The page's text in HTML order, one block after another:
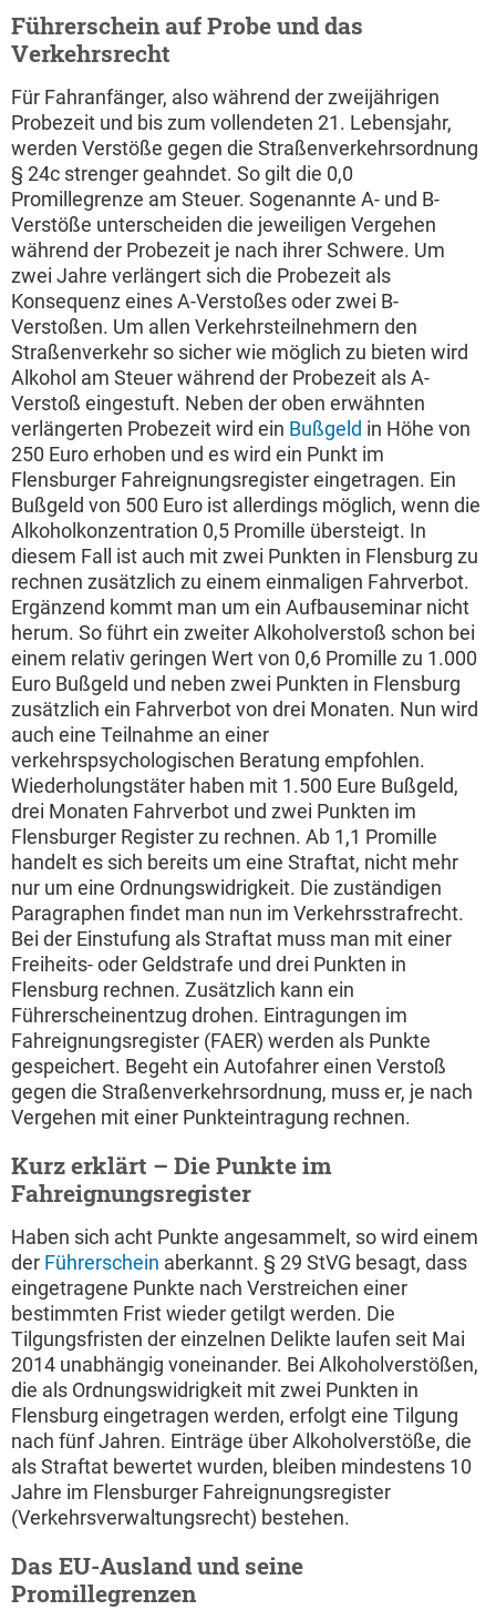
Führerschein auf Probe und das
Verkehrsrecht
Für Fahranfänger, also während der zweijährigen
Probezeit und bis zum vollendeten 21. Lebensjahr,
werden Verstöße gegen die Straßenverkehrsordnung
§ 24c strenger geahndet. So gilt die 0,0
Promillegrenze am Steuer. Sogenannte A- und B-
Verstöße unterscheiden die jeweiligen Vergehen
während der Probezeit je nach ihrer Schwere. Um
zwei Jahre verlängert sich die Probezeit als
Konsequenz eines A-Verstoßes oder zwei B-
Verstoßen. Um allen Verkehrsteilnehmern den
Straßenverkehr so sicher wie möglich zu bieten wird
Alkohol am Steuer während der Probezeit als A-
Verstoß eingestuft. Neben der oben erwähnten
verlängerten Probezeit wird ein Bußgeld in Höhe von
250 Euro erhoben und es wird ein Punkt im
Flensburger Fahreignungsregister eingetragen. Ein
Bußgeld von 500 Euro ist allerdings möglich, wenn die
Alkoholkonzentration 0,5 Promille übersteigt. In
diesem Fall ist auch mit zwei Punkten in Flensburg zu
rechnen zusätzlich zu einem einmaligen Fahrverbot.
Ergänzend kommt man um ein Aufbauseminar nicht
herum. So führt ein zweiter Alkoholverstoß schon bei
einem relativ geringen Wert von 0,6 Promille zu 1.000
Euro Bußgeld und neben zwei Punkten in Flensburg
zusätzlich ein Fahrverbot von drei Monaten. Nun wird
auch eine Teilnahme an einer
verkehrspsychologischen Beratung empfohlen.
Wiederholungstäter haben mit 1.500 Eure Bußgeld,
drei Monaten Fahrverbot und zwei Punkten im
Flensburger Register zu rechnen. Ab 1,1 Promille
handelt es sich bereits um eine Straftat, nicht mehr
nur um eine Ordnungswidrigkeit. Die zuständigen
Paragraphen findet man nun im Verkehrsstrafrecht.
Bei der Einstufung als Straftat muss man mit einer
Freiheits- oder Geldstrafe und drei Punkten in
Flensburg rechnen. Zusätzlich kann ein
Führerscheinentzug drohen. Eintragungen im
Fahreignungsregister (FAER) werden als Punkte
gespeichert. Begeht ein Autofahrer einen Verstoß
gegen die Straßenverkehrsordnung, muss er, je nach
Vergehen mit einer Punkteintragung rechnen.
Kurz erklärt – Die Punkte im
Fahreignungsregister
Haben sich acht Punkte angesammelt, so wird einem
der Führerschein aberkannt. § 29 StVG besagt, dass
eingetragene Punkte nach Verstreichen einer
bestimmten Frist wieder getilgt werden. Die
Tilgungsfristen der einzelnen Delikte laufen seit Mai
2014 unabhängig voneinander. Bei Alkoholverstößen,
die als Ordnungswidrigkeit mit zwei Punkten in
Flensburg eingetragen werden, erfolgt eine Tilgung
nach fünf Jahren. Einträge über Alkoholverstöße, die
als Straftat bewertet wurden, bleiben mindestens 10
Jahre im Flensburger Fahreignungsregister
(Verkehrsverwaltungsrecht) bestehen.
Das EU-Ausland und seine
Promillegrenzen